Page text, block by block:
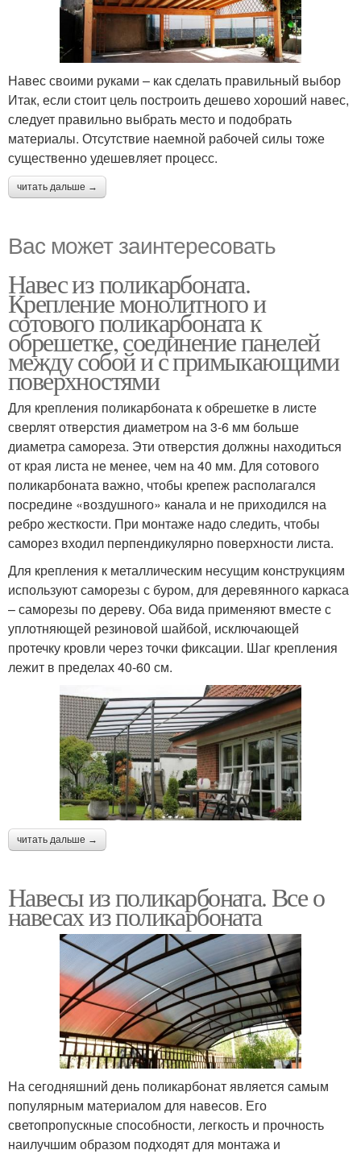
Навес своими руками – как сделать правильный выбор
Итак, если стоит цель построить дешево хороший навес,
следует правильно выбрать место и подобрать
материалы. Отсутствие наемной рабочей силы тоже
существенно удешевляет процесс.
читать дальше →
Вас может заинтересовать
Навес из поликарбоната.
Крепление монолитного и
сотового поликарбоната к
обрешетке, соединение панелей
между собой и с примыкающими
поверхностями
Для крепления поликарбоната к обрешетке в листе
сверлят отверстия диаметром на 3-6 мм больше
диаметра самореза. Эти отверстия должны находиться
от края листа не менее, чем на 40 мм. Для сотового
поликарбоната важно, чтобы крепеж располагался
посредине «воздушного» канала и не приходился на
ребро жесткости. При монтаже надо следить, чтобы
саморез входил перпендикулярно поверхности листа.
Для крепления к металлическим несущим конструкциям
используют саморезы с буром, для деревянного каркаса
– саморезы по дереву. Оба вида применяют вместе с
уплотняющей резиновой шайбой, исключающей
протечку кровли через точки фиксации. Шаг крепления
лежит в пределах 40-60 см.
читать дальше →
Навесы из поликарбоната. Все о
навесах из поликарбоната
На сегодняшний день поликарбонат является самым
популярным материалом для навесов. Его
светопропускные способности, легкость и прочность
наилучшим образом подходят для монтажа и